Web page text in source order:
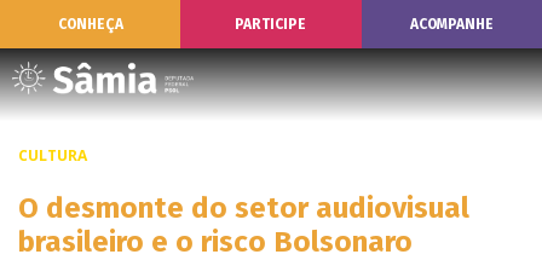
CONHEÇA PARTICIPE ACOMPANHE
CULTURA
O desmonte do setor audiovisual
brasileiro e o risco Bolsonaro